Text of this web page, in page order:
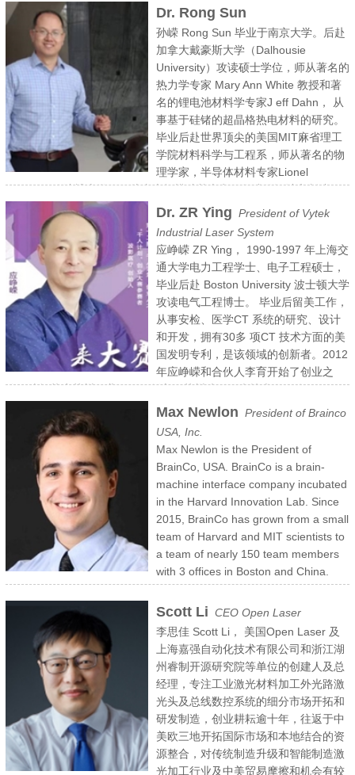
and enduring mentorship, he learned the ropes that would
eventually allow him to open his own business. Since 1988，Vytek
has evolved from a single laser-engraving machine designed for the
memorial (gravestone) industry, something of a side job, to a full
exploration of different applications of the technology. The company
manufactures cutting, engraving and marking equipment for a wide
variety of markets and applications. Vytek has 40 employees —
including brother Ted Burrowes, who functions as Vytek’s operations
manager — and $10 million to $15 million in annual sales. 2019
Vytek got a china expansion plan to leveraging USA-China joint
technology and manufacturing efforts to develop and marketing high
power laser cutting & welding machine while serve the both
country’s interest of US and China.
Dr. Rong Sun
孙嵘 Rong Sun 毕业于南京大学。后赴
加拿大戴豪斯大学（Dalhousie
University）攻读硕士学位，师从著名的
热力学专家 Mary Ann White 教授和著
名的锂电池材料学专家J eff Dahn， 从
事基于硅锗的超晶格热电材料的研究。
毕业后赴世界顶尖的美国MIT麻省理工
学院材料科学与工程系，师从著名的物
理学家，半导体材料专家Lionel
Kimerling攻读博士学位，从事大规模硅基光电子集成的设计和制造工
艺的研究。毕业后于2009年初加入美国初创公司 Aegis Lightwave 神
盾光波公司，从事应用于远程通讯，光纤通讯的可调制的薄膜型滤光器
的研发。公司于2011年被美国上市公司II-VI成功收购。离开神盾光波
公司后，加入了美国Thermo Fisher Scientific 赛默飞舍尔公司，从事
世界前沿的各种手持光谱仪项目的研发。值得一提的是成功领导了与美
国航空航天局合作的近红外光谱仪的研发工作（NASA Resolve 项
目）。为 NASA 度身定做的光谱仪将跟随着美国最新的登月车于2019
年发射登月，在月球上从事水分和有机物的研究。孙嵘博士率团队于
2016 年落户张家港大新镇激光产业园区，成立了苏州星帆华镭光电科
技有限公司，开展了手持 LIBS 合金光谱仪项目的研发及生产，经过 2
年多的艰苦科研，产品于2018 年下半年正式上市销售，第一代产品主
要针对不锈钢及铝合金产业，目前为国内首家可以生产 LIBS 光谱仪的
厂家。孙嵘博士分别于 2016、2017、2018 年度获得了张家港领军人
才、姑苏双创人才及江苏省双创人才计划。手持 LIBS 激光诱导击穿光
谱仪是近两年崛起的新兴技术。利用灵敏的光谱仪分析该发射光谱，通
过电脑分析可以得到材料中元素的种类和相应的含量。 LIBS 技术无需
取样和进行样品制备，对样品表面的破坏性可以忽略不计，几乎适用于
所有的金属和非金属元素的检测。对生产过程进行高速，高效的监控，
提高产品的良品率。成为生产过程中的一个不可或缺的环节。
Dr. ZR Ying President of Vytek
Industrial Laser System
应峥嵘 ZR Ying， 1990-1997 年上海交
通大学电力工程学士、电子工程硕士，
毕业后赴 Boston University 波士顿大学
攻读电气工程博士。 毕业后留美工作，
从事安检、医学CT 系统的研究、设计
和开发，拥有30多 项CT 技术方面的美
国发明专利，是该领域的创新者。2012
年应峥嵘和合伙人李育开始了创业之
路，选择落户苏州工业园区，创立了苏州波影医疗技术有限公司
）。创业历程中应峥嵘获得国家千人计划、姑苏领
军、园区领军等多项荣誉；波影医疗也获得了元禾、经纬、深创投等顶
级创投的投资。波影医疗专注于医学影像设备的研发、生产和销售。波
影医疗以技术创新为核心，充分利用全球化的资源优势，攻克了国内
CT研发企业发展的技术瓶颈，同时承担了国家科技部科技支撑计划CT
核心部件开发项目，研发出拥有自主知识产权的探测器系统，并推出整
机产品---皓月CT。皓月CT是波影人始终秉承自主核心技术驱动理念，
不懈追求从0到1的突破；从探测器系统到整机，完成了破壳而出的华
丽问世。“极简•至真”是皓月CT的品牌理念。极简，不仅体现在产品外
观的简约，更体现在操作流程的全面智能化；至真，指的是 “神
为高图像质量和低辐射剂量奠定了坚实的硬件基础；至真为心，极简为
体，这两大特点为皓月CT实现“惠及基层医疗”的目标保驾护航。
Max Newlon President of Brainco
USA, Inc.
Max Newlon is the President of
BrainCo, USA. BrainCo is a brain-
machine interface company incubated
in the Harvard Innovation Lab. Since
2015, BrainCo has grown from a small
team of Harvard and MIT scientists to
a team of nearly 150 team members
with 3 offices in Boston and China.
After graduating from the Honors Program at the University of
Connecticut with a degree in Cognitive Science, Max spent several
years working simultaneously for the National Institute for the
Clinical Application of Behavioral Medicine, Massachusetts General
Hospital, and Beth Israel Deaconess Medical Center in fMRI
research labs investigating the impact of mediation on the brain as
well as invasive deep brain stimulation technology on Parkinson's
Disease. In 2016 he graduated with a master's degree in human
development and psychology from Harvard University before joining
BrainCo.
Max will be discussing brain-machine interface technology, the
Scott Li CEO Open Laser
李思佳 Scott Li， 美国Open Laser 及
上海嘉强自动化技术有限公司和浙江湖
州睿制开源研究院等单位的创建人及总
经理，专注工业激光材料加工外光路激
光头及总线数控系统的细分市场开拓和
研发制造，创业耕耘逾十年，往返于中
美欧三地开拓国际市场和本地结合的资
源整合，对传统制造升级和智能制造激
光加工行业及中美贸易摩擦和机会有较